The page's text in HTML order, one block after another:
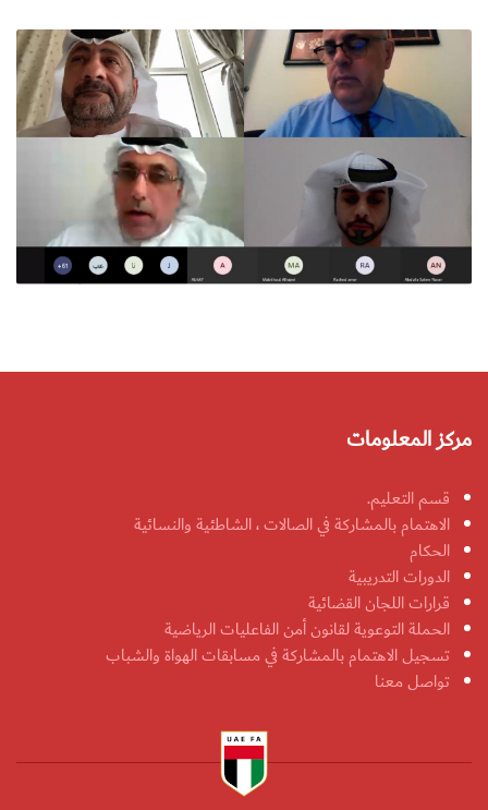
مركز المعلومات
قسم التعليم.
الاهتمام بالمشاركة في الصالات ، الشاطئية والنسائية
الحكام
الدورات التدريبية
قرارات اللجان القضائية
الحملة التوعوية لقانون أمن الفاعليات الرياضية
تسجيل الاهتمام بالمشاركة في مسابقات الهواة والشباب
تواصل معنا